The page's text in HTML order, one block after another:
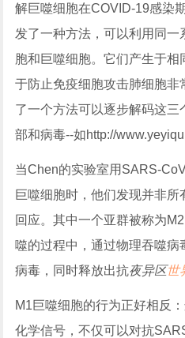
解巨噬细胞在COVID-19感染
发了一种方法，可以利用同
胞和巨噬细胞。它们产生于
于防止免疫细胞攻击肺细胞
了一个方法可以逐步解码这三
部和病毒--如http://
当Chen的实验室用SARS-
巨噬细胞时，他们发现并非
回应。其中一个亚群被称为
噬的过程中，通过物理吞噬
病毒，同时释放出抗夜异区世
M1巨噬细胞的行为正好相反
化学信号，不仅可以对抗